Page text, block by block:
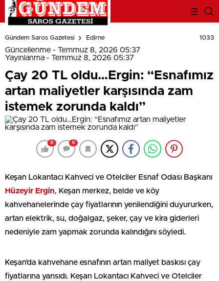
deneme
bonusu
evden
eve
nakliyat
veren
bahis
siteleri
bahis
siteleri
popüler
casino
siteleri
evden
nakliyat
Gündem Saros Gazetesi Edirne 1033
Güncellenme - Temmuz 8, 2026 05:37
Yayınlanma - Temmuz 8, 2026 05:37
Çay 20 TL oldu…Ergin: “Esnafımız
artan maliyetler karşısında zam
istemek zorunda kaldı”
0 0
Keşan Lokantacı Kahveci ve Otelciler Esnaf Odası Başkanı
Hüzeyir Ergin, Keşan merkez, belde ve köy
kahvehanelerinde çay fiyatlarının yenilendiğini duyururken,
artan elektrik, su, doğalgaz, şeker, çay ve kira giderleri
nedeniyle zam yapmak zorunda kalındığını söyledi.
Keşan’da kahvehane esnafının artan maliyet baskısı çay
fiyatlarına yansıdı. Keşan Lokantacı Kahveci ve Otelciler